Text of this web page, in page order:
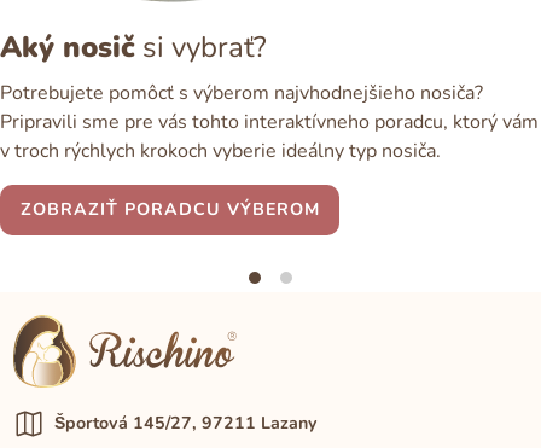
Aký nosič si vybrať?
Potrebujete pomôcť s výberom najvhodnejšieho nosiča?
Pripravili sme pre vás tohto interaktívneho poradcu, ktorý vám
v troch rýchlych krokoch vyberie ideálny typ nosiča.
ZOBRAZIŤ PORADCU VÝBEROM
Športová 145/27, 97211 Lazany